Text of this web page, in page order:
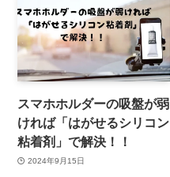
スマホホルダーの吸盤が弱
ければ「はがせるシリコン
粘着剤」で解決！！
2024年9月15日